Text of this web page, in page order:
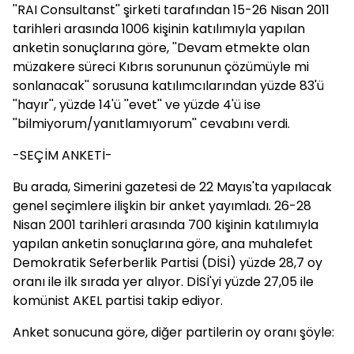
''RAI Consultanst'' şirketi tarafından 15-26 Nisan 2011
tarihleri arasında 1006 kişinin katılımıyla yapılan
anketin sonuçlarına göre, ''Devam etmekte olan
müzakere süreci Kıbrıs sorununun çözümüyle mi
sonlanacak'' sorusuna katılımcılarından yüzde 83'ü
''hayır'', yüzde 14'ü ''evet'' ve yüzde 4'ü ise
''bilmiyorum/yanıtlamıyorum'' cevabını verdi.
-SEÇİM ANKETİ-
Bu arada, Simerini gazetesi de 22 Mayıs'ta yapılacak
genel seçimlere ilişkin bir anket yayımladı. 26-28
Nisan 2001 tarihleri arasında 700 kişinin katılımıyla
yapılan anketin sonuçlarına göre, ana muhalefet
Demokratik Seferberlik Partisi (DİSİ) yüzde 28,7 oy
oranı ile ilk sırada yer alıyor. DİSİ'yi yüzde 27,05 ile
komünist AKEL partisi takip ediyor.
Anket sonucuna göre, diğer partilerin oy oranı şöyle: